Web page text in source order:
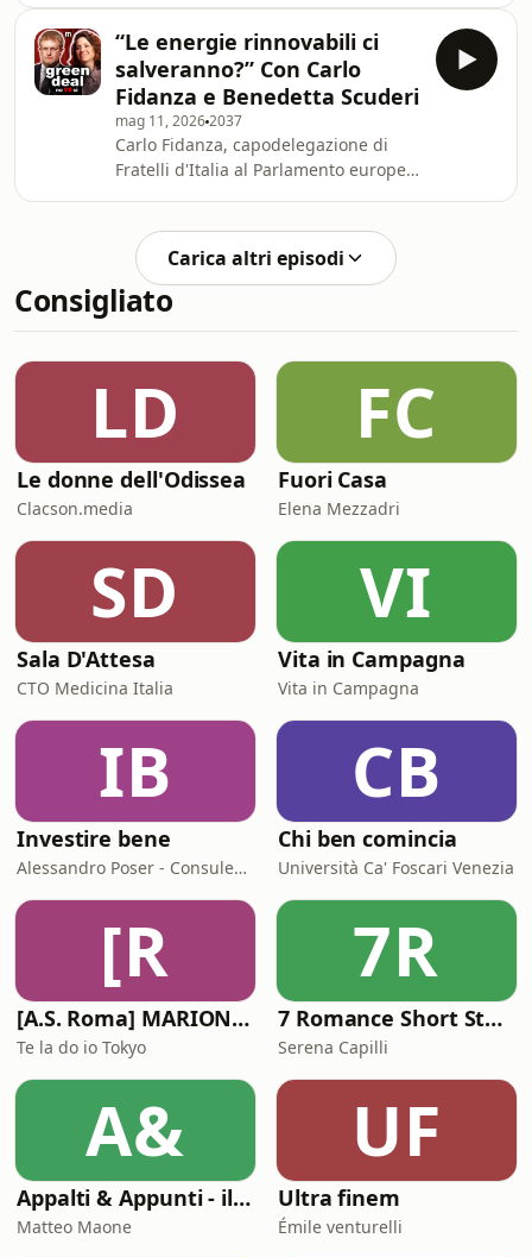
genere, mettendo a confronto visioni
opposte sul riconoscimento
dell’identità di genere, sui diritti delle
persone trans e sulle implicazioni
culturali, sociali e giuridiche del tema.
Learn more about your ad choices.
Visit podcastchoices.com/adchoices
“Le energie rinnovabili ci
salveranno?” Con Carlo
Fidanza e Benedetta Scuderi
mag 11, 20262037
Carlo Fidanza, capodelegazione di
Fratelli d'Italia al Parlamento europeo
Sinistra, dibattono sul Green Deal
europeo, confrontando punti di vista
diversi sulla transizione energetica e
sul suo impatto su società ed
choices. Visit
podcastchoices.com/adchoices
Carica altri episodi
Consigliato
LD
Le donne dell'Odissea
Clacson.media
FC
Fuori Casa
Elena Mezzadri
SD
Sala D'Attesa
CTO Medicina Italia
VI
Vita in Campagna
Vita in Campagna
IB
Investire bene
Alessandro Poser - Consulente Finanziario Fineco
CB
Chi ben comincia
Università Ca' Foscari Venezia
[R
[A.S. Roma] MARIONE - Il portale della ControInformazione GialloRossa
Te la do io Tokyo
7R
7 Romance Short Stories in Italian (Graded Reader for Intermediate Learners (CEFR B1-B2)
Serena Capilli
A&
Appalti & Appunti - il procurement spiegato da chi lo vive
Matteo Maone
UF
Ultra finem
Émile venturelli